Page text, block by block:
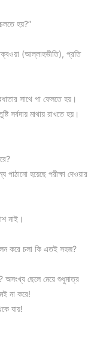
হয়?”
(আল্লাহভীতি), প্রতি
সাথে পা ফেলতে হয়।
সর্বদায় মাথায় রাখতে হয়।
হয়েছে পরীক্ষা দেওয়ার
নাই।
করে চলা কি এতই সহজ?
অসংখ্য ছেলে মেয়ে শুধুমাত্র
না করে!
যায়!